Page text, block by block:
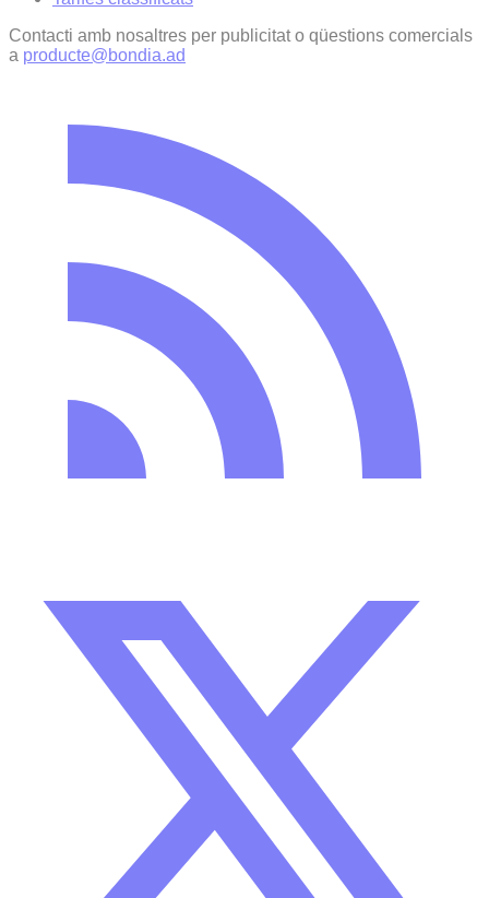
Contacti amb nosaltres per publicitat o qüestions comercials
a producte@bondia.ad